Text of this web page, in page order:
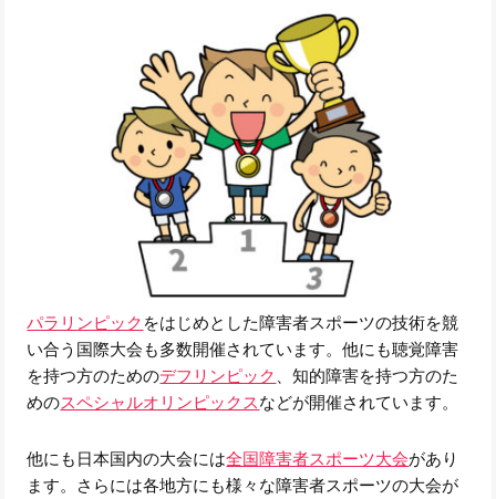
パラリンピック をはじめとした障害者スポーツの技術を競
い合う国際大会も多数開催されています。他にも聴覚障害
を持つ方のためのデフリンピック 、知的障害を持つ方のた
めのスペシャルオリンピックスなどが開催されています。
他にも日本国内の大会には全国障害者スポーツ大会があり
ます。さらには各地方にも様々な障害者スポーツの大会が